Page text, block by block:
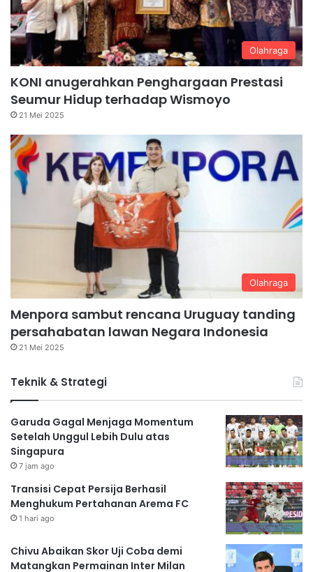
Olahraga
KONI anugerahkan Penghargaan Prestasi
Seumur Hidup terhadap Wismoyo
21 Mei 2025
Olahraga
Menpora sambut rencana Uruguay tanding
persahabatan lawan Negara Indonesia
21 Mei 2025
Teknik & Strategi
Garuda Gagal Menjaga Momentum
Setelah Unggul Lebih Dulu atas
Singapura
7 jam ago
Transisi Cepat Persija Berhasil
Menghukum Pertahanan Arema FC
1 hari ago
Chivu Abaikan Skor Uji Coba demi
Matangkan Permainan Inter Milan